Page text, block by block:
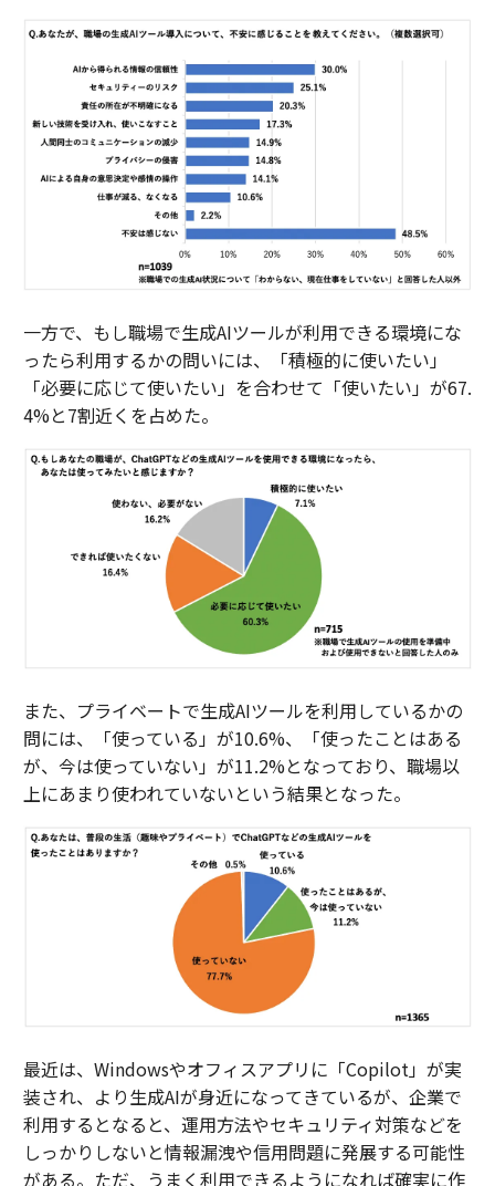
一方で、もし職場で生成AIツールが利用できる環境にな
ったら利用するかの問いには、「積極的に使いたい」
「必要に応じて使いたい」を合わせて「使いたい」が67.
4%と7割近くを占めた。
また、プライベートで生成AIツールを利用しているかの
問には、「使っている」が10.6%、「使ったことはある
が、今は使っていない」が11.2%となっており、職場以
上にあまり使われていないという結果となった。
最近は、Windowsやオフィスアプリに「Copilot」が実
装され、より生成AIが身近になってきているが、企業で
利用するとなると、運用方法やセキュリティ対策などを
しっかりしないと情報漏洩や信用問題に発展する可能性
がある。ただ、うまく利用できるようになれば確実に作